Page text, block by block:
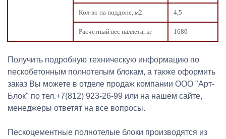
Кол-во на поддоне, м2 4,5
Расчетный вес паллета, кг 1680
Получить подробную техническую информацию по
пескобетонным полнотелым блокам, а также оформить
заказ Вы можете в отделе продаж компании ООО "Арт-
Блок" по тел.+7(812) 923-26-99 или на нашем сайте,
менеджеры ответят на все вопросы.
Пескоцементные полнотелые блоки производятся из